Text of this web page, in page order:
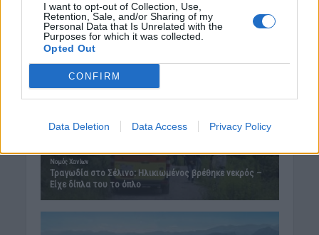
I want to opt-out of Collection, Use,
Retention, Sale, and/or Sharing of my
Personal Data that Is Unrelated with the
Purposes for which it was collected.
Opted Out
CONFIRM
Data Deletion Data Access Privacy Policy